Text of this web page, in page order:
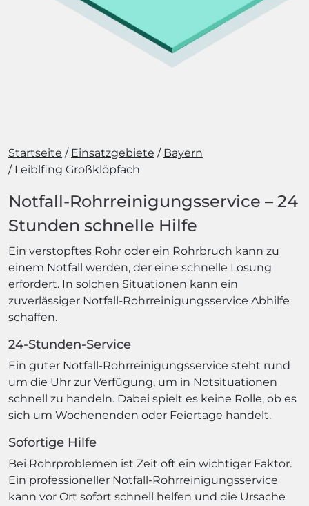
Startseite Einsatzgebiete
Bayern
Leiblfing Großklöpfach
Notfall-Rohrreinigungsservice – 24
Stunden schnelle Hilfe
Ein verstopftes Rohr oder ein Rohrbruch kann zu
einem Notfall werden, der eine schnelle Lösung
erfordert. In solchen Situationen kann ein
zuverlässiger Notfall-Rohrreinigungsservice Abhilfe
schaffen.
24-Stunden-Service
Ein guter Notfall-Rohrreinigungsservice steht rund
um die Uhr zur Verfügung, um in Notsituationen
schnell zu handeln. Dabei spielt es keine Rolle, ob es
sich um Wochenenden oder Feiertage handelt.
Sofortige Hilfe
Bei Rohrproblemen ist Zeit oft ein wichtiger Faktor.
Ein professioneller Notfall-Rohrreinigungsservice
kann vor Ort sofort schnell helfen und die Ursache